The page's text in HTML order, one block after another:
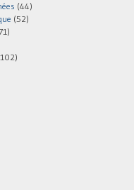
(44)
(52)